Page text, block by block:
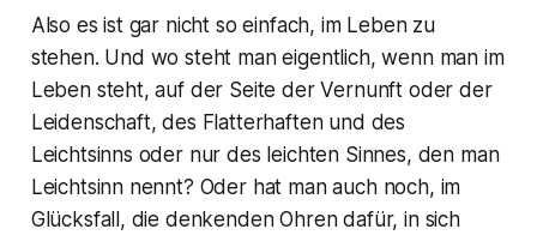
Also es ist gar nicht so einfach, im Leben zu
stehen. Und wo steht man eigentlich, wenn man im
Leben steht, auf der Seite der Vernunft oder der
Leidenschaft, des Flatterhaften und des
Leichtsinns oder nur des leichten Sinnes, den man
Leichtsinn nennt? Oder hat man auch noch, im
Glücksfall, die denkenden Ohren dafür, in sich